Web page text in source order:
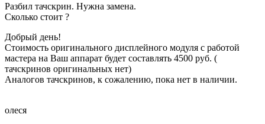
Разбил тачскрин. Нужна замена.
Сколько стоит ?
Добрый день!
Стоимость оригинального дисплейного модуля с работой
мастера на Ваш аппарат будет составлять 4500 руб. (
тачскринов оригинальных нет)
Аналогов тачскринов, к сожалению, пока нет в наличии.
олеся